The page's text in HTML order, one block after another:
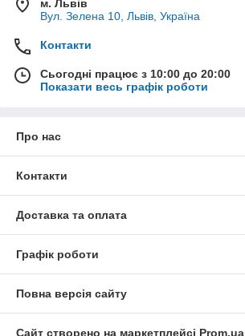
м. Львів
Вул. Зелена 10, Львів, Україна
Контакти
Сьогодні працює з 10:00 до 20:00
Показати весь графік роботи
Про нас
Контакти
Доставка та оплата
Графік роботи
Повна версія сайту
Сайт створено на маркетплейсі Prom.ua